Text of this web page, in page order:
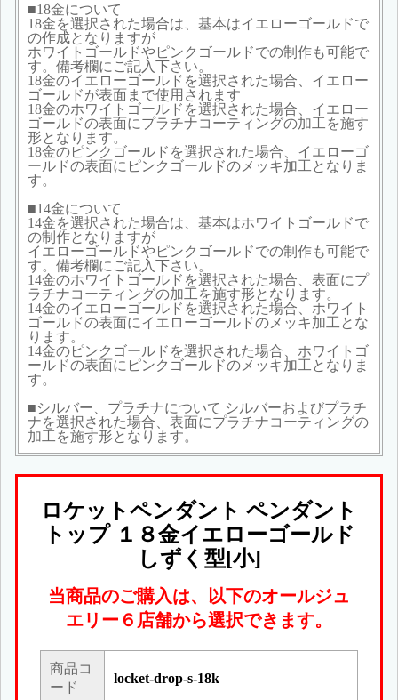
■18金について
18金を選択された場合は、基本はイエローゴールドで
の作成となりますが
ホワイトゴールドやピンクゴールドでの制作も可能で
す。備考欄にご記入下さい。
18金のイエローゴールドを選択された場合、イエロー
ゴールドが表面まで使用されます
18金のホワイトゴールドを選択された場合、イエロー
ゴールドの表面にプラチナコーティングの加工を施す
形となります。
18金のピンクゴールドを選択された場合、イエローゴ
ールドの表面にピンクゴールドのメッキ加工となりま
す。
■14金について
14金を選択された場合は、基本はホワイトゴールドで
の制作となりますが
イエローゴールドやピンクゴールドでの制作も可能で
す。備考欄にご記入下さい。
14金のホワイトゴールドを選択された場合、表面にプ
ラチナコーティングの加工を施す形となります。
14金のイエローゴールドを選択された場合、ホワイト
ゴールドの表面にイエローゴールドのメッキ加工とな
ります。
14金のピンクゴールドを選択された場合、ホワイトゴ
ールドの表面にピンクゴールドのメッキ加工となりま
す。
■シルバー、プラチナについて シルバーおよびプラチ
ナを選択された場合、表面にプラチナコーティングの
加工を施す形となります。
ロケットペンダント ペンダント
トップ １８金イエローゴールド
しずく型[小]
当商品のご購入は、以下のオールジュ
エリー６店舗から選択できます。
商品コ
ード
locket-drop-s-18k